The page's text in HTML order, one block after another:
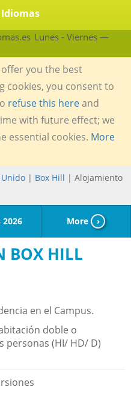
Idiomas
Lunes - Viernes —
you the best
cookies, you consent to
refuse this hereand
with future effect; we
essential cookies. More
| Box Hill | Alojamiento
2026 More ›
BOX HILL
en el Campus.
doble o
personas (HI/ HD/ D)